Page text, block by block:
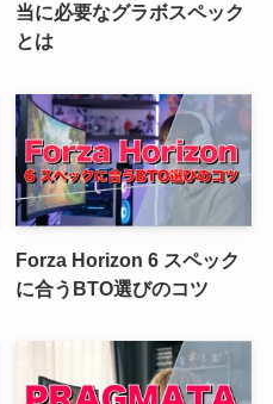
当に必要なグラボスペック
とは
Forza Horizon 6 スペック
に合うBTO選びのコツ